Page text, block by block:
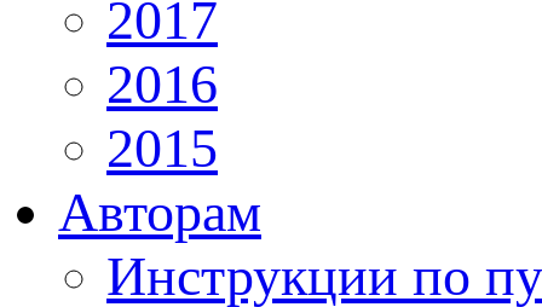
2017
2016
2015
Авторам
Инструкции по